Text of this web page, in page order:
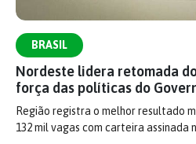
BRASIL
Nordeste lidera retomada
força das políticas do
Região registra o melhor resultado
132 mil vagas com carteira assinada